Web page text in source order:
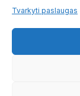
Tvarkyti paslaugas
Naudingi šaltiniai